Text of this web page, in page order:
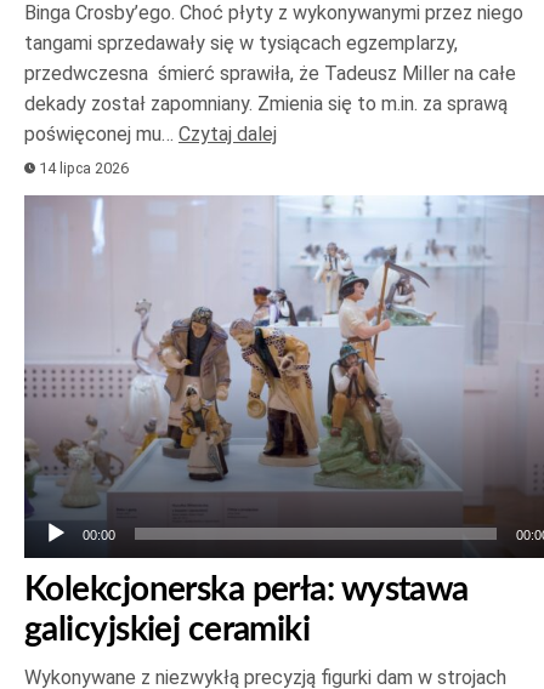
Binga Crosby’ego. Choć płyty z wykonywanymi przez niego
tangami sprzedawały się w tysiącach egzemplarzy,
przedwczesna śmierć sprawiła, że Tadeusz Miller na całe
dekady został zapomniany. Zmienia się to m.in. za sprawą
poświęconej mu… Czytaj dalej
14 lipca 2026
Odtwarzacz
00:00
Kolekcjonerska perła: wystawa
galicyjskiej ceramiki
Wykonywane z niezwykłą precyzją figurki dam w strojach